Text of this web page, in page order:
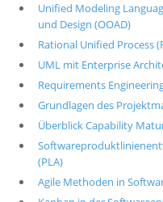
Unified Modeling
und Design (OOAD)
Rational Unified Process
UML mit Enterprise
Requirements
Grundlagen des
Überblick Capability
(PLA)
Agile Methoden in